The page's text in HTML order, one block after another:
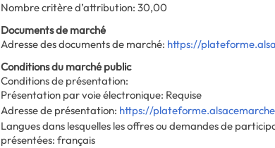
Nombre critère d’attribution: 30,00
Documents de marché
Adresse des documents de marché: https://
Conditions du marché public
Conditions de présentation:
Présentation par voie électronique: Requise
Adresse de présentation: https://
Langues dans lesquelles les offres ou demandes de
présentées: français